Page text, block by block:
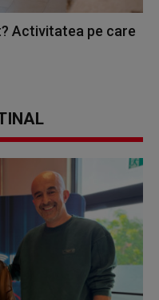
Activitatea pe care